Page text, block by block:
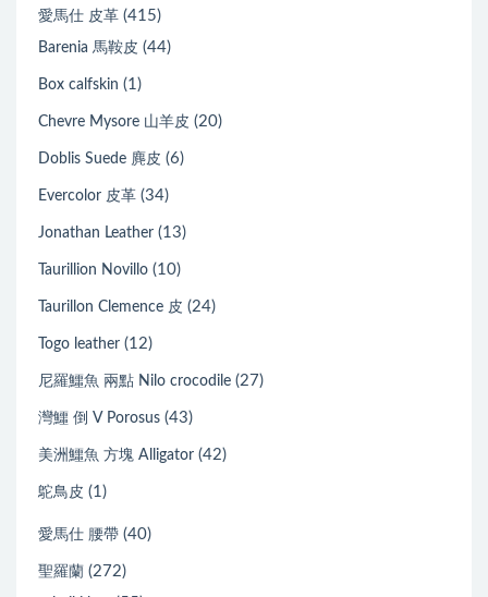
愛馬仕 皮革 (415)
Barenia 馬鞍皮 (44)
Box calfskin (1)
Chevre Mysore 山羊皮 (20)
Doblis Suede 麂皮 (6)
Evercolor 皮革 (34)
Jonathan Leather (13)
Taurillion Novillo (10)
Taurillon Clemence 皮 (24)
Togo leather (12)
尼羅鱷魚 兩點 Nilo crocodile (27)
灣鱷 倒 V Porosus (43)
美洲鱷魚 方塊 Alligator (42)
鴕鳥皮 (1)
愛馬仕 腰帶 (40)
聖羅蘭 (272)